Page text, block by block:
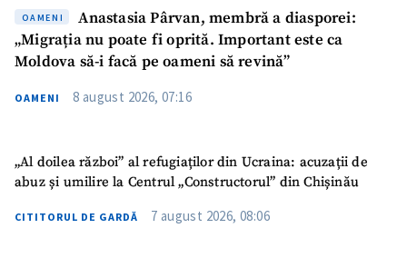
OAMENI
Anastasia Pârvan, membră a diasporei:
„Migrația nu poate fi oprită. Important este ca
Moldova să-i facă pe oameni să revină”
OAMENI 8 august 2026, 07:16
„Al doilea război” al refugiaților din Ucraina: acuzații de
abuz și umilire la Centrul „Constructorul” din Chișinău
CITITORUL DE GARDĂ 7 august 2026, 08:06